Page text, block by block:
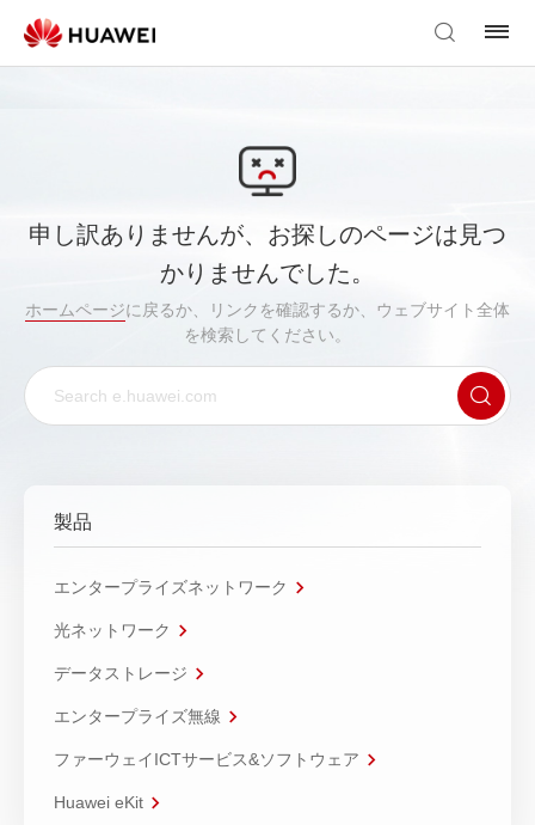
申し訳ありませんが、お探しのページは見つ
かりませんでした。
ホームページに戻るか、リンクを確認するか、ウェブサイト全体
を検索してください。
製品
エンタープライズネットワーク
光ネットワーク
データストレージ
エンタープライズ無線
ファーウェイICTサービス&ソフトウェア
Huawei eKit